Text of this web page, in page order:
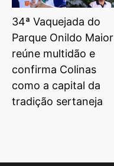
34ª Vaquejada do
Parque Onildo Maior
reúne multidão e
confirma Colinas
como a capital da
tradição sertaneja